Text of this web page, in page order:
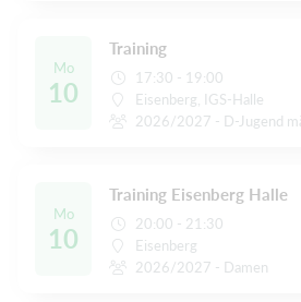
Mo
10
Training
17:30 - 19:00
Eisenberg, IGS-Halle
2026/2027 - D-Jugend
Mo
10
Training Eisenberg Halle
20:00 - 21:30
Eisenberg
2026/2027 - Damen